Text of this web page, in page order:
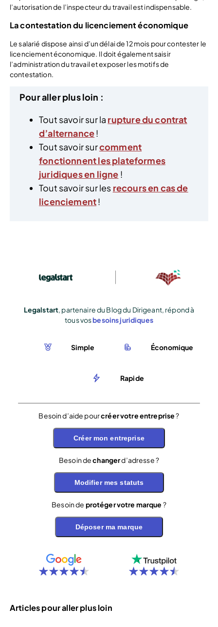
l’autorisation de l’inspecteur du travail est indispensable.
La contestation du licenciement économique
Le salarié dispose ainsi d’un délai de 12 mois pour contester le
licenciement économique. Il doit également saisir
l’administration du travail et exposer les motifs de
contestation.
Pour aller plus loin :
Tout savoir sur la rupture du contrat
d’alternance!
Tout savoir surcomment
fonctionnent les plateformes
juridiques en ligne !
Tout savoir sur les recours en cas de
licenciement!
Legalstart , partenaire du Blog du Dirigeant, répond à
tous vosbesoins juridiques
Simple Économique
Rapide
Besoin d’aide pourcréer votre entreprise?
Créer mon entreprise
Besoin dechangerd’adresse ?
Modifier mes statuts
Besoin de protéger votre marque ?
Déposer ma marque
Articles pour aller plus loin